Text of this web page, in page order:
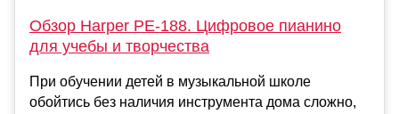
Обзор Harper PE-188. Цифровое пианино
для учебы и творчества
При обучении детей в музыкальной школе
обойтись без наличия инструмента дома сложно,